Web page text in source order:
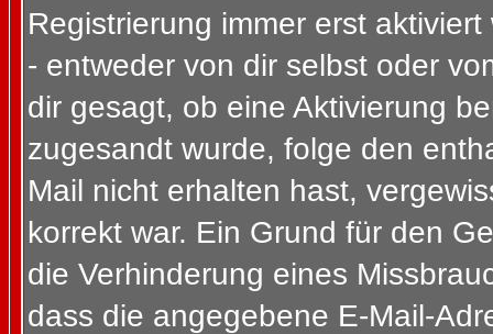
Registrierung immer erst
- entweder von dir selbst oder
dir gesagt, ob eine Aktivierung
zugesandt wurde, folge den
Mail nicht erhalten hast,
korrekt war. Ein Grund für den
die Verhinderung eines
dass die angegebene E-Mail-